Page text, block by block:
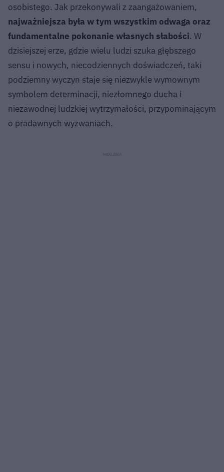
osobistego. Jak przekonywali z zaangażowaniem,
najważniejsza była w tym wszystkim odwaga oraz
fundamentalne pokonanie własnych słabości. W
dzisiejszej erze, gdzie wielu ludzi szuka głębszego
sensu i nowych, niecodziennych doświadczeń, taki
podziemny wyczyn staje się niezwykle wymownym
symbolem determinacji, niezłomnego ducha i
niezawodnej ludzkiej wytrzymałości, przypominającym
o pradawnych wyzwaniach.